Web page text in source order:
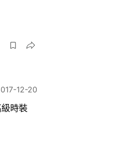
12-20
時裝